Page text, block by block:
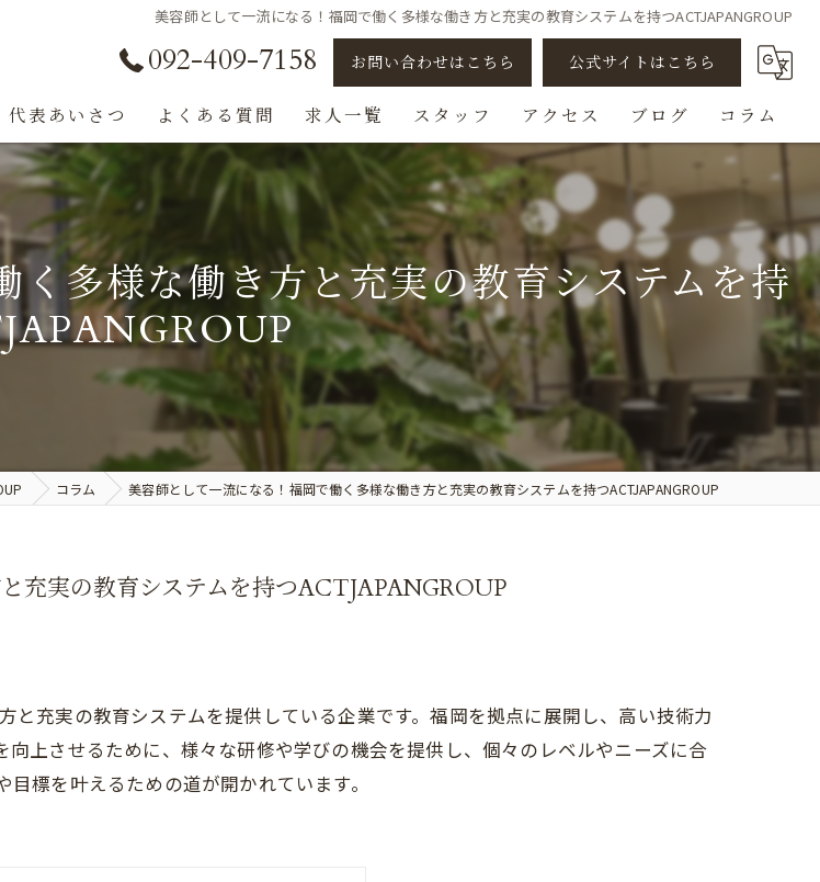
美容師として一流になる！福岡で働く多様な働き方と充実の教育システムを持つACTJAPANGROUP
092-409-7158 お問い合わせはこちら 公式サイトはこちら
代表あいさつ よくある質問 求人一覧 スタッフ
アシスタント
スタイリスト
ビューティスト
スパニスト
チェンジ/転職
アクセス ブログ コラム
多様な働き方と充実の教育システムを持
コラム 美容師として一流になる！福岡で働く多様な働き方と充実の教育システムを持つACTJAPANGROUP
充実の教育システムを持つACTJAPANGROUP
と充実の教育システムを提供している企業です。福岡を拠点に展開し、高い技術力
上させるために、様々な研修や学びの機会を提供し、個々のレベルやニーズに合
標を叶えるための道が開かれています。